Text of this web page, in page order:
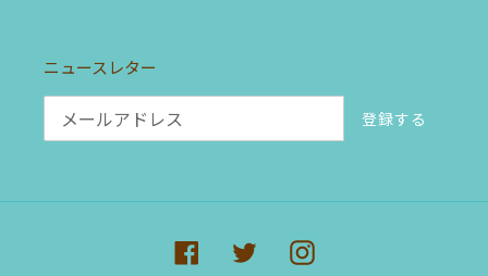
ニュースレター
登録する
FacebookTwitterInstagram